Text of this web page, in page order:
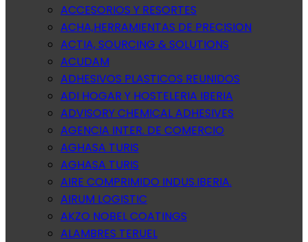
ACCESORIOS Y RESORTES
ACHA,HERRAMIENTAS DE PRECISION
ACTIA, SOURCING & SOLUTIONS
ACUDAM
ADHESIVOS PLASTICOS REUNIDOS
ADI HOGAR Y HOSTELERIA IBERIA
ADVISORY CHEMICAL ADHESIVES
AGENCIA INTER. DE COMERCIO
AGHASA TURIS
AGHASA TURIS
AIRE COMPRIMIDO INDUS.IBERIA.
AIRUM LOGISTIC
AKZO NOBEL COATINGS
ALAMBRES TERUEL